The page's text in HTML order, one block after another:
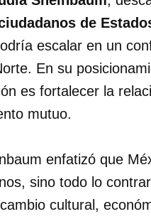
de
escalar en un
En su
es fortalecer la
mutuo.
enfatizó que
sino todo lo
cultural,